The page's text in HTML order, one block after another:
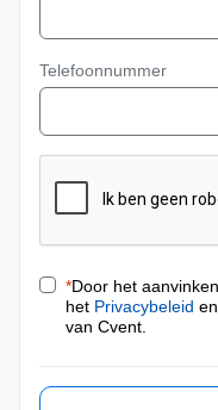
Telefoonnummer
*Door het
het Privacybeleid
van Cvent.